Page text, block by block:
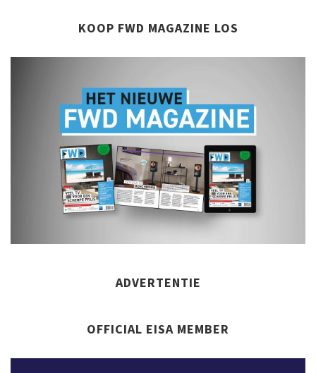
KOOP FWD MAGAZINE LOS
ADVERTENTIE
OFFICIAL EISA MEMBER